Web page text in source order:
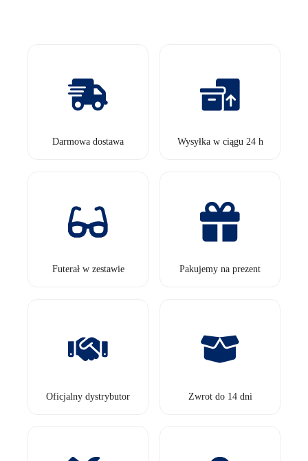
Darmowa dostawa Wysyłka w ciągu 24 h
Futerał w zestawie Pakujemy na prezent
Oficjalny dystrybutor Zwrot do 14 dni